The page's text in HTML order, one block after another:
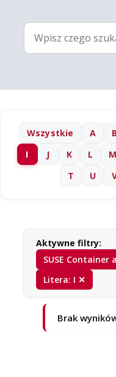
Wszystkie A B
I
J K L M
T
U
Aktywne filtry:
SUSE
Litera: I ✕
Brak